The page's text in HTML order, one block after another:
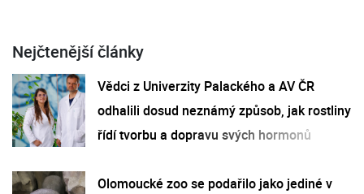
Nejčtenější články
Vědci z Univerzity Palackého a AV ČR
odhalili dosud neznámý způsob, jak rostliny
řídí tvorbu a dopravu svých hormonů
Olomoucké zoo se podařilo jako jediné v